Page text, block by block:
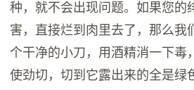
种，就不会出现问题。如果您的
害，直接烂到肉里去了，那么我
个干净的小刀，用酒精消一下毒
使劲切，切到它露出来的全是绿